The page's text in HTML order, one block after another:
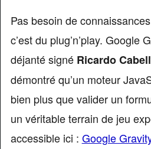
Pas besoin de
c’est du plug’n’play. Google
déjanté signé Ricardo
démontré qu’un moteur
bien plus que valider un
un véritable terrain de jeu
accessible ici : Google